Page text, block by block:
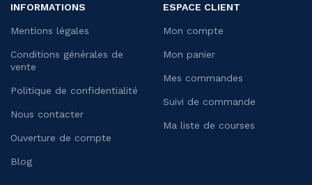
INFORMATIONS
Mentions légales
Conditions générales de
vente
Politique de confidentialité
Nous contacter
Ouverture de compte
Blog
ESPACE CLIENT
Mon compte
Mon panier
Mes commandes
Suivi de commande
Ma liste de courses